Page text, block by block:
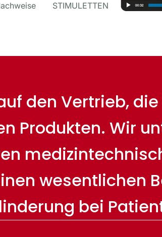
STIMULETTEN
den Vertrieb,
Produkten. Wir
wesentlichen
bei